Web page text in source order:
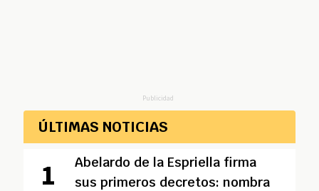
Publicidad
ÚLTIMAS NOTICIAS
Abelardo de la Espriella firma
sus primeros decretos: nombra